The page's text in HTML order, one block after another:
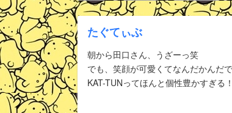
たぐてぃぶ
朝から田口さん、うざーっ笑
でも、笑顔が可愛くてなんだかんだ
KAT-TUNってほんと個性豊かすぎる